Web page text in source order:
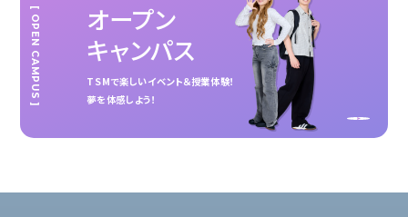
オープン
キャンパス
TSMで楽しいイベント＆授業体験！
夢を体感しよう！
[ OPEN CAMPUS ]